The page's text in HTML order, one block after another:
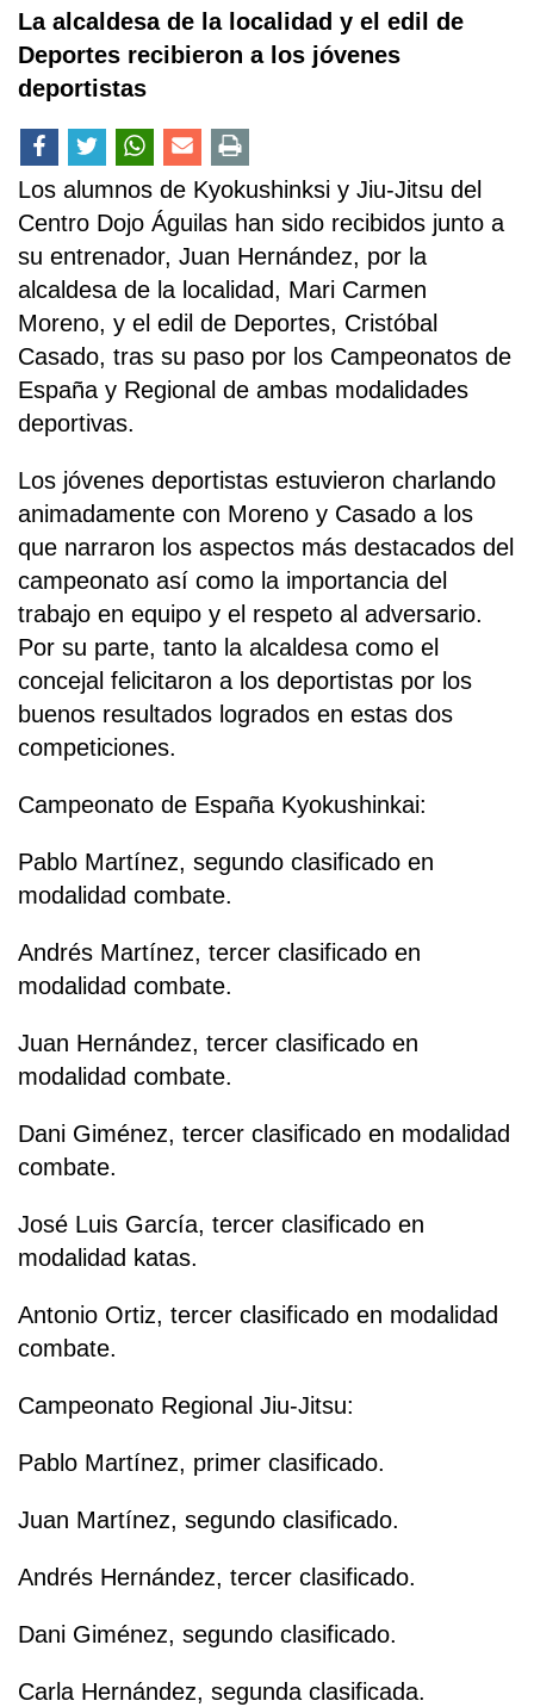
La alcaldesa de la localidad y el edil de
Deportes recibieron a los jóvenes
deportistas
Los alumnos de Kyokushinksi y Jiu-Jitsu del
Centro Dojo Águilas han sido recibidos junto a
su entrenador, Juan Hernández, por la
alcaldesa de la localidad, Mari Carmen
Moreno, y el edil de Deportes, Cristóbal
Casado, tras su paso por los Campeonatos de
España y Regional de ambas modalidades
deportivas.
Los jóvenes deportistas estuvieron charlando
animadamente con Moreno y Casado a los
que narraron los aspectos más destacados del
campeonato así como la importancia del
trabajo en equipo y el respeto al adversario.
Por su parte, tanto la alcaldesa como el
concejal felicitaron a los deportistas por los
buenos resultados logrados en estas dos
competiciones.
Campeonato de España Kyokushinkai:
Pablo Martínez, segundo clasificado en
modalidad combate.
Andrés Martínez, tercer clasificado en
modalidad combate.
Juan Hernández, tercer clasificado en
modalidad combate.
Dani Giménez, tercer clasificado en modalidad
combate.
José Luis García, tercer clasificado en
modalidad katas.
Antonio Ortiz, tercer clasificado en modalidad
combate.
Campeonato Regional Jiu-Jitsu:
Pablo Martínez, primer clasificado.
Juan Martínez, segundo clasificado.
Andrés Hernández, tercer clasificado.
Dani Giménez, segundo clasificado.
Carla Hernández, segunda clasificada.